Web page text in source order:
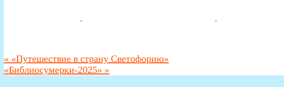
« «Путешествие в страну Светофорию»
«Библиосумерки-2025» »